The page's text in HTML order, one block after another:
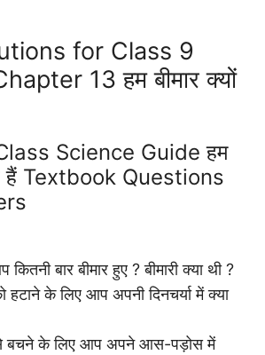
for Class 9
13 हम बीमार क्यों
Science Guide हम
हैं Textbook Questions
बार बीमार हुए ? बीमारी क्या थी ?
हटाने के लिए आप अपनी दिनचर्या में क्या
से बचने के लिए आप अपने आस-पड़ोस में